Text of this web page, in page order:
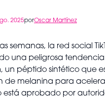
2025porOscar Martínez
semanas, la red social
una peligrosa
, un péptido sintético que
de melanina para
está aprobado por